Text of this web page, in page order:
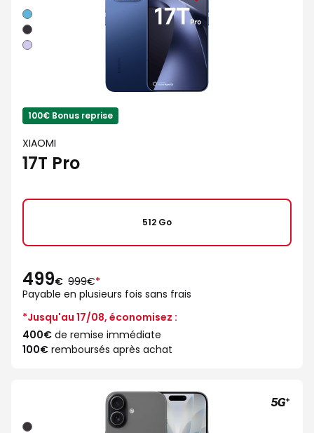
Bleu
Noir
Violet
100€ Bonus reprise
XIAOMI
17T Pro
512 Go
499€ au
lieu
de
999€*
Payable en plusieurs fois sans frais
*Jusqu'au 17/08, économisez :
400€ de remise immédiate
100€ remboursés après achat
Noir